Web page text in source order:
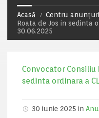
Acasă Centru anunțuri
Roata de Jos in sedinta
30.06.2025
Convocator Consiliu
sedinta ordinara a
30 iunie 2025 in